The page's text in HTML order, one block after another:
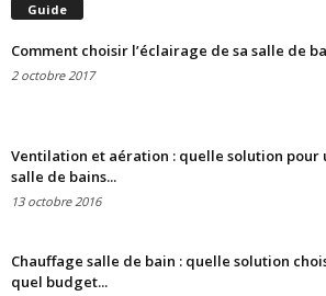
Guide
Comment choisir l’éclairage de sa salle de
2 octobre 2017
Ventilation et aération : quelle solution pour
salle de bains...
13 octobre 2016
Chauffage salle de bain : quelle solution
quel budget...